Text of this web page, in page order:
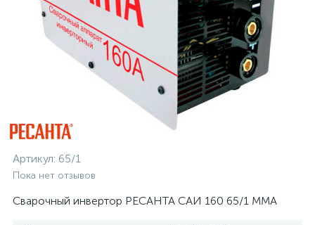
Артикул: 65/1
Пока нет отзывов
Сварочный инвертор РЕСАНТА САИ 160 65/1 MMA